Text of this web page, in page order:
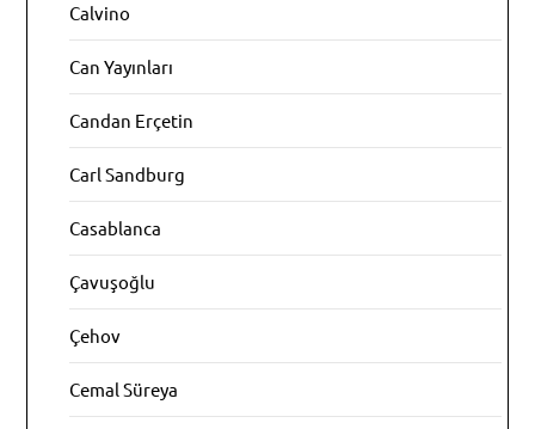
Calvino
Can Yayınları
Candan Erçetin
Carl Sandburg
Casablanca
Çavuşoğlu
Çehov
Cemal Süreya